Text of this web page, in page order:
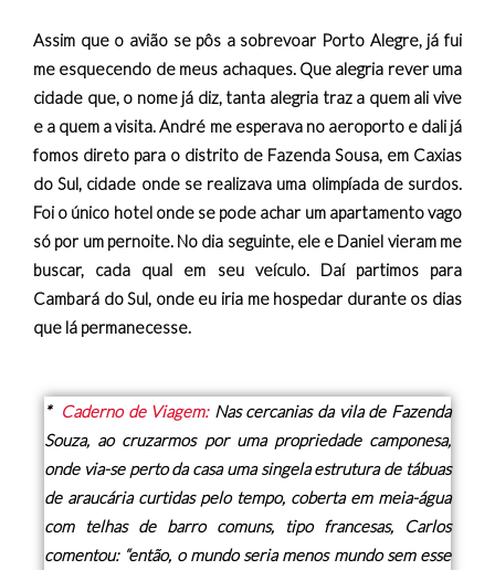
Assim que o avião se pôs a sobrevoar Porto Alegre, já fui
me esquecendo de meus achaques. Que alegria rever uma
cidade que, o nome já diz, tanta alegria traz a quem ali vive
e a quem a visita. André me esperava no aeroporto e dali já
fomos direto para o distrito de Fazenda Sousa, em Caxias
do Sul, cidade onde se realizava uma olimpíada de surdos.
Foi o único hotel onde se pode achar um apartamento vago
só por um pernoite. No dia seguinte, ele e Daniel vieram me
buscar, cada qual em seu veículo. Daí partimos para
Cambará do Sul, onde eu iria me hospedar durante os dias
que lá permanecesse.
* Caderno de Viagem:Nas cercanias da vila de Fazenda
Souza, ao cruzarmos por uma propriedade camponesa,
onde via-se perto da casa uma singela estrutura de tábuas
de araucária curtidas pelo tempo, coberta em meia-água
com telhas de barro comuns, tipo francesas, Carlos
comentou: “então, o mundo seria menos mundo sem esse